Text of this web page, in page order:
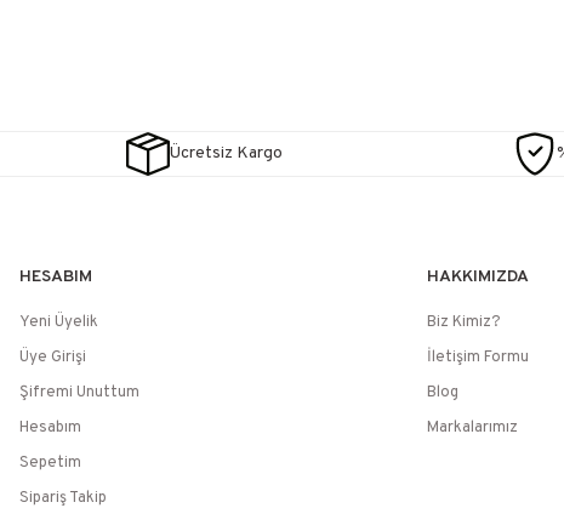
Ücretsiz Kargo
HESABIM
Yeni Üyelik
Üye Girişi
Şifremi Unuttum
Hesabım
Sepetim
Sipariş Takip
HAKKIMIZDA
Biz Kimiz?
İletişim Formu
Blog
Markalarımız